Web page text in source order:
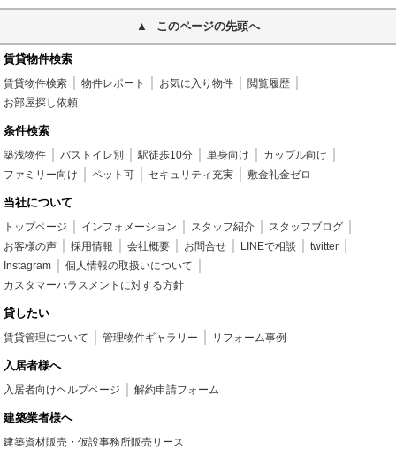
このページの先頭へ
賃貸物件検索
賃貸物件検索 物件レポート お気に入り物件
閲覧履歴
お部屋探し依頼
条件検索
築浅物件 バストイレ別 駅徒歩10分 単身向け
カップル向け
ファミリー向け
ペット可 セキュリティ充実 敷金礼金ゼロ
当社について
トップページ インフォメーション スタッフ紹介
スタッフブログ
お客様の声
採用情報 会社概要 お問合せ LINEで相談
twitter
Instagram
個人情報の取扱いについて
カスタマーハラスメントに対する方針
貸したい
賃貸管理について 管理物件ギャラリー リフォーム事例
入居者様へ
入居者向けヘルプページ 解約申請フォーム
建築業者様へ
建築資材販売・仮設事務所販売リース